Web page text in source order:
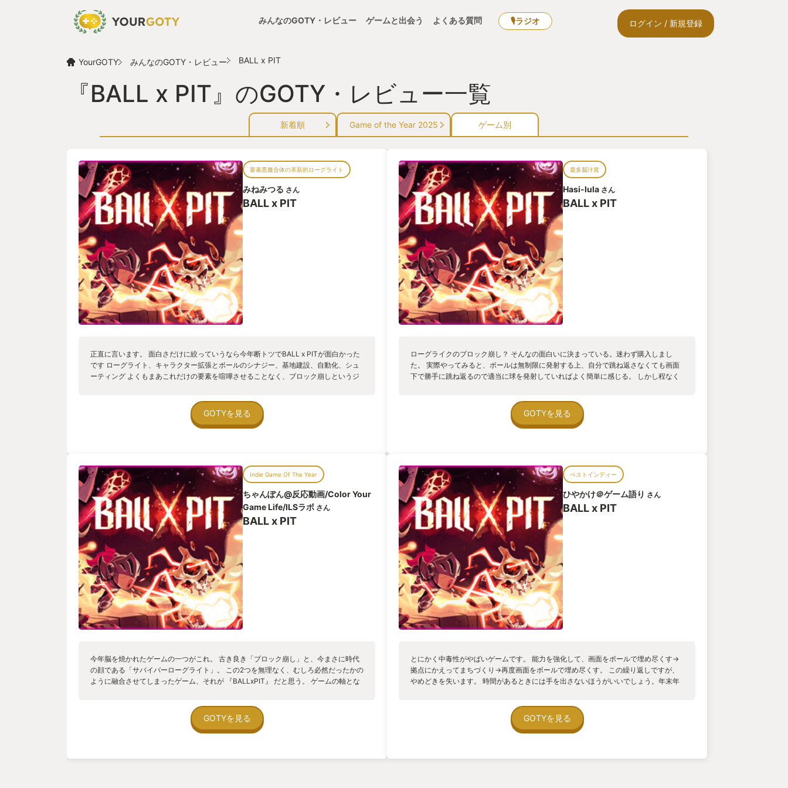
みんなのGOTY・レビュー ゲームと出会う よくある質問 🎙ラジオ ログイン / 新規登録
YourGOTY みんなのGOTY・レビュー BALL x PIT
『BALL x PIT』のGOTY・レビュー一覧
新着順 Game of the Year 2025 ゲーム別
要素悪魔合体の革新的ローグライト
みねみつる さん
BALL x PIT
正直に言います。 面白さだけに絞っていうなら今年断トツでBALL x PITが面白かった
です ローグライト、キャラクター拡張とボールのシナジー、基地建設、自動化、シュ
ーティング よくもまあこれだけの要素を喧嘩させることなく、ブロック崩しというジ
強みを 舞台設定やブロック崩しのゲーム性を利用して上手いこと組み込んでいるのが
本当に凄い おかげで1プレイを繰り返すたびに新しい発見や刺激が追加されて、一時期
ボールの組み合わせ、仲間の組み合わせというステージの攻略部分だけでもその可能
性の幅にお腹いっぱいになるのに それに加えて基地建設や資源集めの自由度まで入っ
てくるのだからもう胸焼けします なので滅茶苦茶面白い代物ではあるのですが、プレ
イする際はその中毒性に十分気をつけてください この沼、本当に底が無いので
GOTYを見る
最多脳汁賞
Hasi-lula さん
BALL x PIT
ローグライクのブロック崩し？ そんなの面白いに決まっている。迷わず購入しまし
た。 実際やってみると、ボールは無制限に発射する上、自分で跳ね返さなくても画面
下で勝手に跳ね返るので適当に球を発射していればよく簡単に感じる。 しかし程なく
づくりが出来き、そこに建てた建物で仲間が増えたりステータスを上げたりして強化
出来る。なるほど、これは沼る。 ボスが一転、弾幕シューティングばりに球を発射し
る、敵を貫通する、継続ダメージを与える、動きを止めるなど様々な効果からランダ
ムに4つを提示されるので1つを選んで取得出来る。 さらに球同士を合体させる事がで
き、貫通して爆発するとか分裂してデバフを与えるとかシナジーを考え僕だけの最強
のボール！を作れる事だ。 ローグライクよろしく死んだらゼロに戻るが、目当ての強
化が出なくて適当に選んだらめちゃくちゃ強かったりなど1回15分から30分で気軽に
何回もやってしまう。 球の数をひたすら増やす強化をし続けたら、画面がボールで埋
め尽くされる状態になり、立っているだけで敵が溶けていく様を眺めるのが最高に脳
汁が出ました。
GOTYを見る
Indie Game Of The Year
ちゃんぽん@反応動画/Color Your
Game Life/ILSラボ さん
BALL x PIT
今年脳を焼かれたゲームの一つがこれ。 古き良き「ブロック崩し」と、今まさに時代
の顔である「サバイバーローグライト」。 この2つを無理なく、むしろ必然だったかの
ように融合させてしまったゲーム、それが 『BALLxPIT』 だと思う。 ゲームの軸とな
イを楽しめる。 ただ敵を砕くだけではなく、ボールが画面を縦横無尽に暴れ回り、上
から押し寄せる膨大な敵をガリガリと削り切るあの感覚。 1ステージ15分と短いはずな
ターを増やしたり元のステータスが底上げされることで攻略の道筋が変わっていく。
GOTYを見る
ベストインディー
ひやかけ＠ゲーム語り さん
BALL x PIT
とにかく中毒性がやばいゲームです。 能力を強化して、画面をボールで埋め尽くす→
拠点にかえってまちづくり→再度画面をボールで埋め尽くす。 この繰り返しですが、
やめどきを失います。 時間があるときには手を出さないほうがいいでしょう。年末年
GOTYを見る